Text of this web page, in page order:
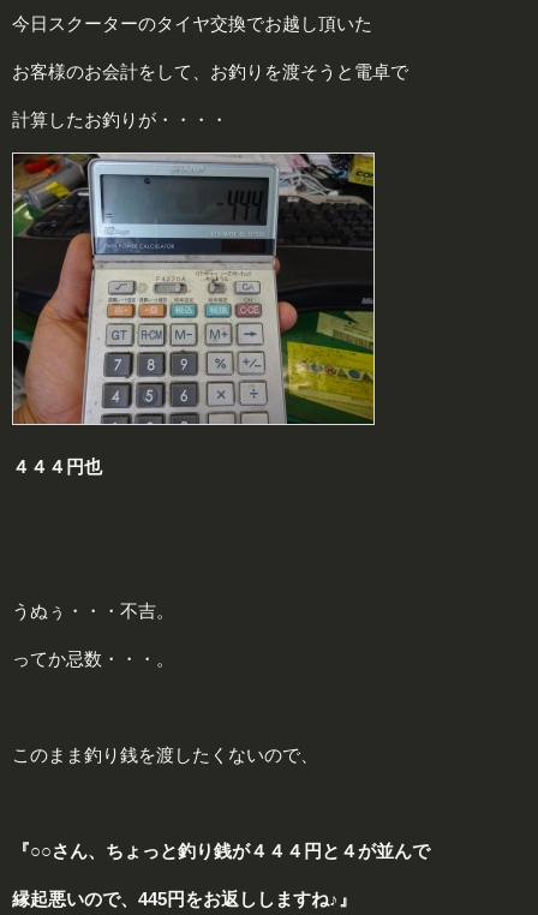
今日スクーターのタイヤ交換でお越し頂いた
お客様のお会計をして、お釣りを渡そうと電卓で
計算したお釣りが・・・・
４４４円也
うぬぅ・・・不吉。
ってか忌数・・・。
このまま釣り銭を渡したくないので、
『○○さん、ちょっと釣り銭が４４４円 と ４が並んで
縁起悪いので、 445円をお返ししますね♪』